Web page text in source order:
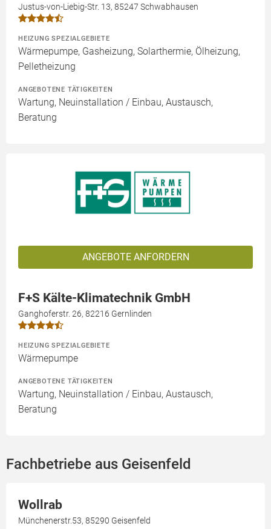
Justus-von-Liebig-Str. 13, 85247 Schwabhausen
HEIZUNG SPEZIALGEBIETE
Wärmepumpe, Gasheizung, Solarthermie, Ölheizung,
Pelletheizung
ANGEBOTENE TÄTIGKEITEN
Wartung, Neuinstallation / Einbau, Austausch,
Beratung
ANGEBOTE ANFORDERN
F+S Kälte-Klimatechnik GmbH
Ganghoferstr. 26, 82216 Gernlinden
HEIZUNG SPEZIALGEBIETE
Wärmepumpe
ANGEBOTENE TÄTIGKEITEN
Wartung, Neuinstallation / Einbau, Austausch,
Beratung
Fachbetriebe aus Geisenfeld
Wollrab
Münchenerstr.53, 85290 Geisenfeld